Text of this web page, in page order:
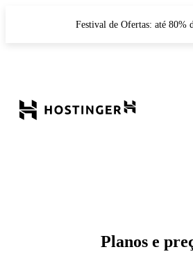
Festival de Ofertas: até 80%
Planos e